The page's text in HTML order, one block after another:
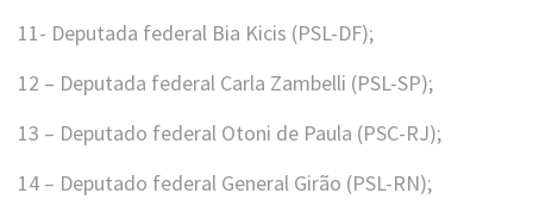
11- Deputada federal Bia Kicis (PSL-DF);
12 – Deputada federal Carla Zambelli (PSL-SP);
13 – Deputado federal Otoni de Paula (PSC-RJ);
14 – Deputado federal General Girão (PSL-RN);